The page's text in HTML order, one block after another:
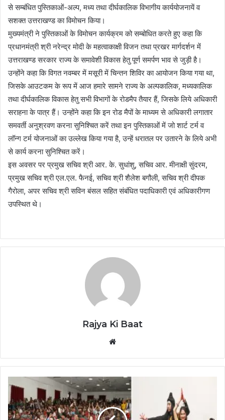
से सम्बंधित पुस्तिकाओं-अल्प, मध्य तथा दीर्घकालिक विभागीय कार्ययोजनायें व
सशक्त उत्तराखण्ड का विमोचन किया।
मुख्यमंत्री ने पुस्तिकाओं के विमोचन कार्यक्रम को सम्बोधित करते हुए कहा कि
प्रधानमंत्री श्री नरेन्द्र मोदी के महत्वाकाक्षी विजन तथा प्रखर मार्गदर्शन में
उत्तराखण्ड सरकार राज्य के समावेशी विकास हेतु पूर्ण समर्पण भाव से जुड़ी है।
उन्होंने कहा कि विगत नवम्बर में मसूरी में चिन्तन शिविर का आयोजन किया गया था,
जिसके आउटकम के रूप में आज हमारे सामने राज्य के अल्पकालिक, मध्यकालिक
तथा दीर्घकालिक विकास हेतु सभी विभागों के रोडमैप तैयार हैं, जिसके लिये अधिकारी
सराहना के पात्र हैं। उन्होंने कहा कि इन रोड मैपों के माध्यम से अधिकारी लगातार
समवर्ती अनुश्रवण करना सुनिश्चित करें तथा इन पुस्तिकाओं में जो शार्ट टर्म व
लॉन्ग टर्म योजनाओं का उल्लेख किया गया है, उन्हें धरातल पर उतारने के लिये अभी
से कार्य करना सुनिश्चित करें।
इस अवसर पर प्रमुख सचिव श्री आर. के. सुधांशु, सचिव आर. मीनाक्षी सुंदरम,
प्रमुख सचिव श्री एल.एल. फैनई, सचिव श्री शैलेश बगौली, सचिव श्री दीपक
गैरोला, अपर सचिव श्री सविन बंसल सहित संबंधित पदाधिकारी एवं अधिकारीगण
उपस्थित थे।
Rajya Ki Baat